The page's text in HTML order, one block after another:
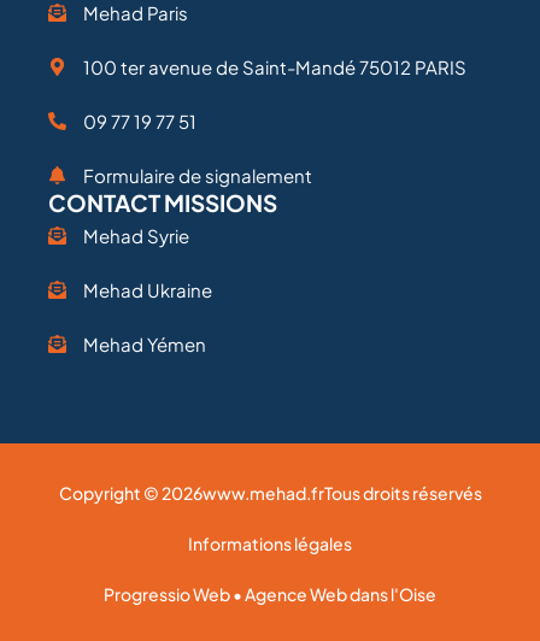
Mehad Paris
100 ter avenue de Saint-Mandé 75012 PARIS
09 77 19 77 51
Formulaire de signalement
CONTACT MISSIONS
Mehad Syrie
Mehad Ukraine
Mehad Yémen
Copyright © 2026www.mehad.frTous droits réservés
Informations légales
Progressio Web • Agence Web dans l'Oise